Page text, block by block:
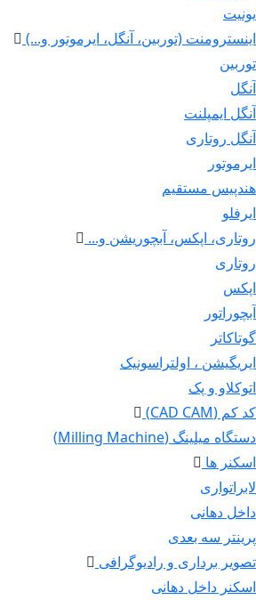
یونیت
اینسترومنت (توربین، آنگل، ایرموتور و...)
توربین
آنگل
آنگل ایمپلنت
آنگل روتاری
ایرموتور
هندپیس مستقیم
ایرفلو
روتاری، اپکس، آبچوریشن و...
روتاری
اپکس
آبچوراتور
گوتاکاتر
ایریگیشن ، اولتراسونیک
اتوکلاو و پک
کد کم (CAD CAM)
دستگاه میلینگ (Milling Machine)
اسکنر ها
لابراتواری
داخل دهانی
پرینتر سه بعدی
تصویر برداری و رادیوگرافی
اسکنر داخل دهانی